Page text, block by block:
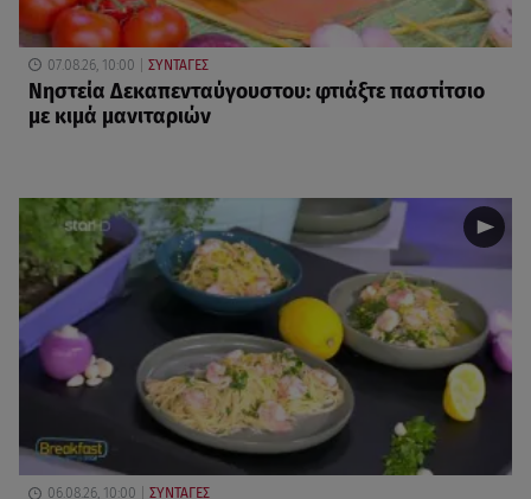
07.08.26, 10:00 ΣΥΝΤΑΓΕΣ
Νηστεία Δεκαπενταύγουστου: φτιάξτε παστίτσιο
με κιμά μανιταριών
06.08.26, 10:00 ΣΥΝΤΑΓΕΣ